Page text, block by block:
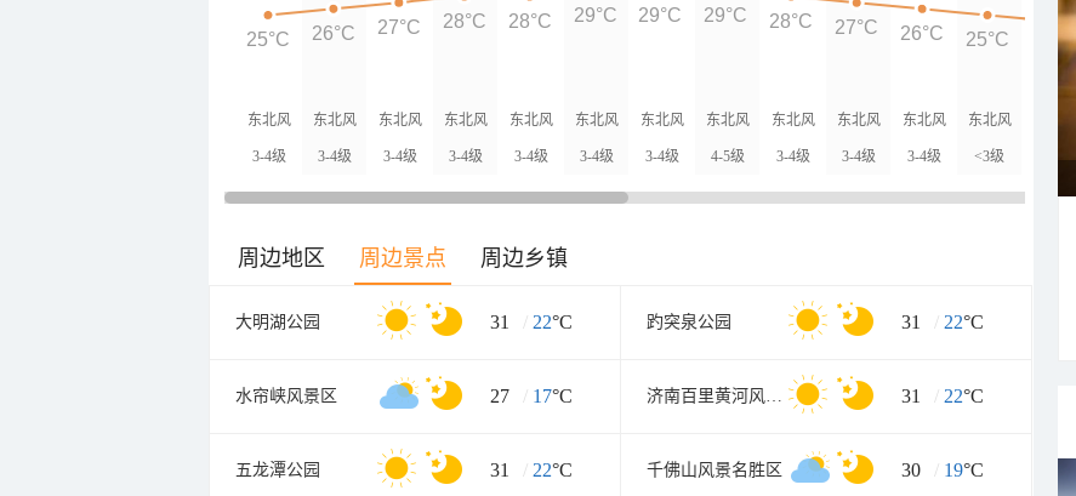
东北风
3-4级
东北风
3-4级
东北风
3-4级
东北风
3-4级
东北风
3-4级
东北风
3-4级
东北风
3-4级
东北风
4-5级
东北风
3-4级
东北风
3-4级
东北风
3-4级
东北风
<3级 <3级
25°C 26°C 27°C 28°C 28°C 29°C 29°C 29°C 28°C 27°C 26°C 25°C 24°C
周边地区 周边景点 周边乡镇
大明湖公园 31 / 22°C 趵突泉公园 31 / 22°C
水帘峡风景区 27 / 17°C 济南百里黄河风景区东区 31 / 22°C
五龙潭公园 31 / 22°C 千佛山风景名胜区 30 / 19°C